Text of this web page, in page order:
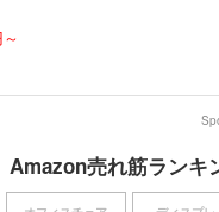
Amazon売れ筋ランキ